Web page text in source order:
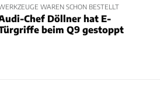
WAREN SCHON BESTELLT
Chef Döllner hat E-
beim Q9 gestoppt